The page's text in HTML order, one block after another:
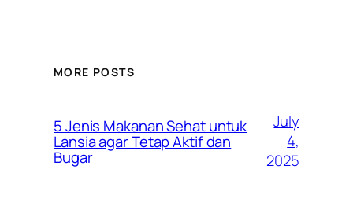
MORE POSTS
5 Jenis Makanan Sehat untuk
Lansia agar Tetap Aktif dan
Bugar
July
4,
2025